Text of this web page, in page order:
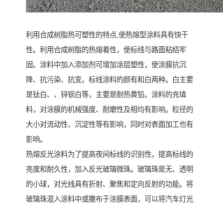
利用合成树脂热可塑性的特点,使热熔型涂料具有快干
性。利用合成树脂的热熔着性，使标线与路面粘结牢
固。涂料中加入添加剂可增加涂层塑性，使涂膜抗沉
降、抗污染、抗变。标线涂料的颜有和白两种。白主要
是钛白、、锌钡白等，主要是耐热黄铅。涂料的充填
料，对涂膜的机械强度、耐磨性及相均有影响。粒径的
大小对流动性、沉淀性等有影响，同时对表面加工也有
影响。
热熔反光涂料为了提高夜间标线的识别性，提高标线的
亮度和耐久性，加入反光玻璃微珠。玻璃珠是无、透明
的小球，对光线具有折射、聚焦和定向反射的功能。将
玻璃珠混入涂料中或撒布于涂膜表面，可以将汽车灯光